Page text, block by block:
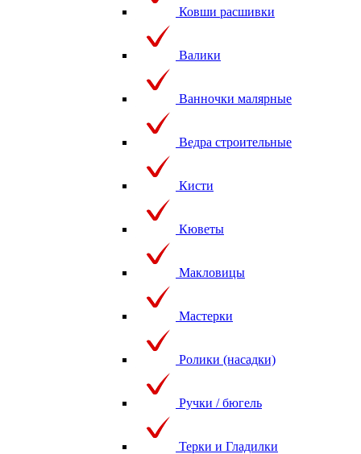
Ковши расшивки
Валики
Ванночки малярные
Ведра строительные
Кисти
Кюветы
Макловицы
Мастерки
Ролики (насадки)
Ручки / бюгель
Терки и Гладилки